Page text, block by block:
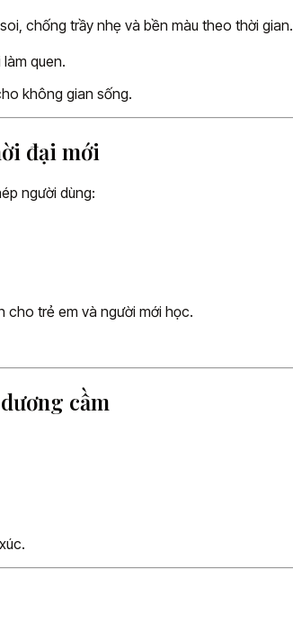
chống trầy nhẹ và bền màu theo thời gian.
quen.
không gian sống.
đại mới
người dùng:
cho trẻ em và người mới học.
cầm